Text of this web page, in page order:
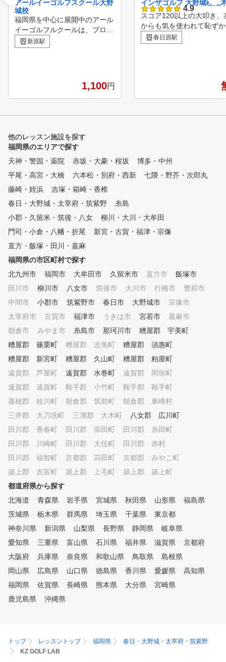
アールイーゴルフスクール大野
城校
福岡県を中心に展開中のアール
イーゴルフルクールは、プロゴ
ルファーによる指導で着実に上
達が実感することができるゴル
、目に見えた成果が出ればやは
り楽しいもの。 アールイーゴ
ョン豊富なカリキュラム、 ス
クール生専用のゴルフクラブの
メンテナンス工房など、ゴルフ
に関わるあらゆるご要望にお応
えできるよう、万全の体制でサ
ポートします！
新原駅
1,100円
インザゴルフ 大野城桜並
4.9
スコア120以上の大叩き、
からも気を使われて恥ず
った。 １人で練習してもなか
なか上手くならずに、ゴ
者の方のゴルフライフを
チに教えてもらっても月
ルゴルフレッスンスタジ
者・ドラコンプロ・名門
のキャディなどゴルフを
。それぞれの進度に合わ
優しくて楽しいレッスン
初心者の方、今まで屋外
題のインドアゴルフスク
インザゴルフで快適なゴ
イフを始めてみませんか？
なたの人生がより良いも
ることをインザゴルフ一
っております。
春日原駅
他のレッスン施設を探す
福岡県のエリアで探す
天神・警固・薬院
赤坂・大豪・桜坂
博多・中州
平尾・高宮・大橋
六本松・別府・西新
七隈・野芥・次郎丸
藤崎・姪浜
吉塚・箱崎・香椎
春日・大野城・太宰府・筑紫野
糸島
小郡・久留米・筑後・八女
柳川・大川・大牟田
門司・小倉・八幡・折尾
新宮・古賀・福津・宗像
直方・飯塚・田川・嘉麻
福岡県の市区町村で探す
北九州市
福岡市 大牟田市 久留米市 直方市
飯塚市
田川市
柳川市 八女市 筑後市 大川市 行橋市
豊前市
中間市
小郡市 筑紫野市 春日市 大野城市
宗像市
太宰府市
古賀市 福津市 うきは市 宮若市
嘉麻市
朝倉市
みやま市 糸島市 那珂川市
糟屋郡 宇美町
糟屋郡 篠栗町
糟屋郡 志免町
糟屋郡 須惠町
糟屋郡 新宮町
糟屋郡 久山町
糟屋郡 粕屋町
遠賀郡 芦屋町
遠賀郡 水巻町
遠賀郡 岡垣町
遠賀郡 遠賀町
鞍手郡 小竹町
鞍手郡 鞍手町
嘉穂郡 桂川町
朝倉郡 筑前町
朝倉郡 東峰村
三井郡 大刀洗町
三潴郡 大木町
八女郡 広川町
田川郡 香春町
田川郡 添田町
田川郡 糸田町
田川郡 川崎町
田川郡 大任町
田川郡 赤村
田川郡 福智町
京都郡 苅田町
京都郡 みやこ町
築上郡 吉富町
築上郡 上毛町
築上郡 築上町
都道府県から探す
北海道
青森県 岩手県 宮城県 秋田県 山形県
福島県
茨城県
栃木県 群馬県 埼玉県 千葉県
東京都
神奈川県
新潟県 山梨県 長野県 静岡県
岐阜県
愛知県
三重県 富山県 石川県 福井県 滋賀県
京都府
大阪府
兵庫県 奈良県 和歌山県 鳥取県
島根県
岡山県
広島県 山口県 徳島県 香川県 愛媛県
高知県
福岡県
佐賀県 長崎県 熊本県 大分県
宮崎県
鹿児島県
沖縄県
トップ レッスントップ 福岡県
春日・大野城・太宰府・筑紫野
KZ GOLF LAB